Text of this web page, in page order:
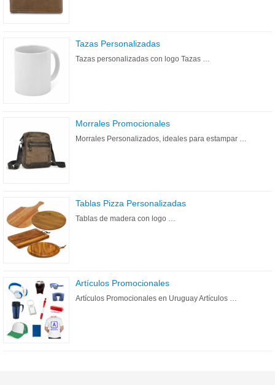
Tazas Personalizadas
Tazas personalizadas con logo Tazas …
Morrales Promocionales
Morrales Personalizados, ideales para estampar …
Tablas Pizza Personalizadas
Tablas de madera con logo …
Artículos Promocionales
Artículos Promocionales en Uruguay Artículos …